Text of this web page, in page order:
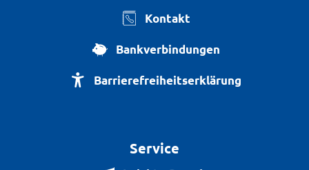
Kontakt
Bankverbindungen
Barrierefreiheitserklärung
Service